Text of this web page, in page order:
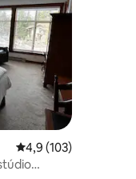
4,9 de uma avaliação
4,9 (103)